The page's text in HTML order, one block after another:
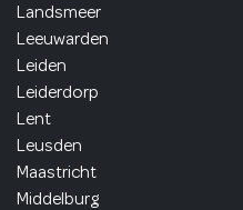
Landsmeer
Leeuwarden
Leiden
Leiderdorp
Lent
Leusden
Maastricht
Middelburg